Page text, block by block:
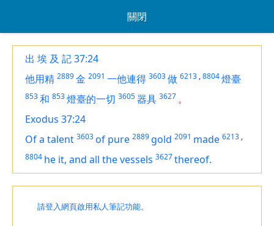
關閉
出 埃 及 記 37:24
他用精 2889金 2091 一他連得 3603做 6213 ,8804燈臺
853和 853燈臺的一切 3605器具 3627 。
Exodus 37:24
Ofa talent 3603of pure 2889 gold 2091 made 6213 ,
8804 he it, and all the vessels 3627thereof.
請登入網頁啟用私人筆記功能。